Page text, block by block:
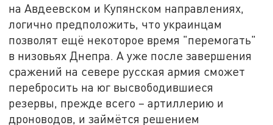
на Авдеевском и Купянском направлениях,
логично предположить, что украинцам
позволят ещё некоторое время "перемогать"
в низовьях Днепра. А уже после завершения
сражений на севере русская армия сможет
перебросить на юг высвободившиеся
резервы, прежде всего – артиллерию и
дроноводов, и займётся решением